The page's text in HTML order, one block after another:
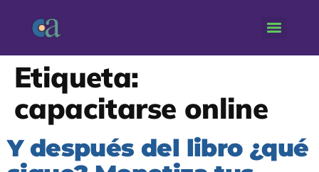
Etiqueta:
capacitarse online
Y después del libro ¿qué